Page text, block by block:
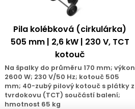
Pila kolébková (cirkulárka)
505 mm | 2,6 kW | 230 V, TCT
kotouč
Na špalky do průměru 170 mm; výkon
2600 W; 230 V/50 Hz; kotouč 505
mm; 40-zubý pilový kotouč s plátky z
tvrdokovu (TCT) součástí balení;
hmotnost 65 kg